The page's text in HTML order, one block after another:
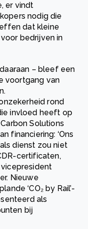
er vindt
nodig die
dat kleine
bedrijven in
– bleef een
voortgang van
rond
invloed heeft op
Solutions
financiering: ‘Ons
dienst zou niet
certificaten,
vicepresident
Nieuwe
‘CO₂ by Rail’-
als
bij